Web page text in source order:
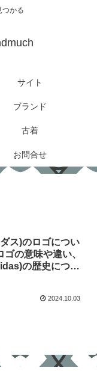
つかる
サイト
ブランド
古着
お問合せ
ス)のロゴについ
の意味や違い、
の歴史につい
2024.10.03